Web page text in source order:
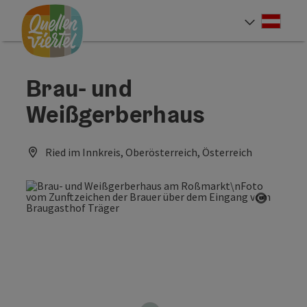
Zum Inhalt
Zur Navigation
Zum Seitenanfang
Brau- und
Weißgerberhaus
Ried im Innkreis, Oberösterreich, Österreich